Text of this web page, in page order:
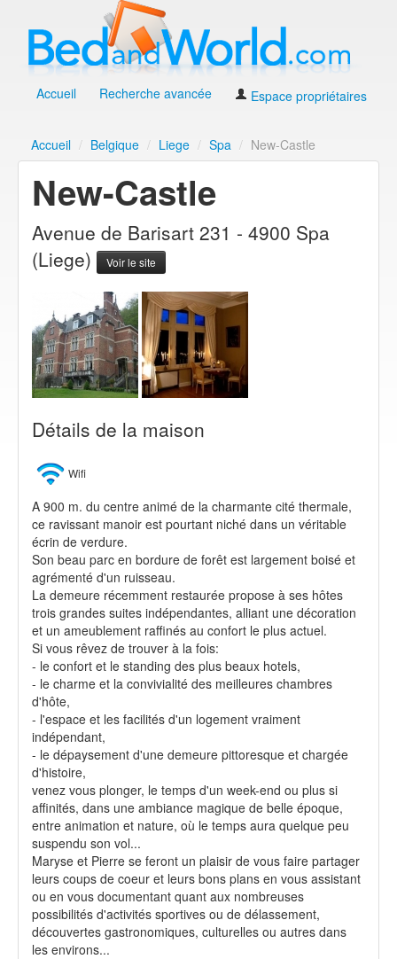
Accueil Recherche avancée Espace propriétaires
Accueil / Belgique / Liege / Spa / New-Castle
New-Castle
Avenue de Barisart 231 - 4900 Spa
(Liege)
Voir le site
Détails de la maison
Wifi
A 900 m. du centre animé de la charmante cité thermale,
ce ravissant manoir est pourtant niché dans un véritable
écrin de verdure.
Son beau parc en bordure de forêt est largement boisé et
agrémenté d'un ruisseau.
La demeure récemment restaurée propose à ses hôtes
trois grandes suites indépendantes, alliant une décoration
et un ameublement raffinés au confort le plus actuel.
Si vous rêvez de trouver à la fois:
- le confort et le standing des plus beaux hotels,
- le charme et la convivialité des meilleures chambres
d'hôte,
- l'espace et les facilités d'un logement vraiment
indépendant,
- le dépaysement d'une demeure pittoresque et chargée
d'histoire,
venez vous plonger, le temps d'un week-end ou plus si
affinités, dans une ambiance magique de belle époque,
entre animation et nature, où le temps aura quelque peu
suspendu son vol...
Maryse et Pierre se feront un plaisir de vous faire partager
leurs coups de coeur et leurs bons plans en vous assistant
ou en vous documentant quant aux nombreuses
possibilités d'activités sportives ou de délassement,
découvertes gastronomiques, culturelles ou autres dans
les environs...